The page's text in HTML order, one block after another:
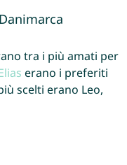
tra i più amati per
erano i preferiti
scelti erano Leo,